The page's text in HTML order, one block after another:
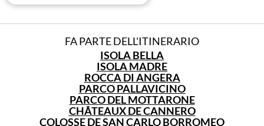
FA PARTE DELL'ITINERARIO
ISOLA BELLA
ISOLA MADRE
ROCCA DI ANGERA
PARCO PALLAVICINO
PARCO DEL MOTTARONE
CHÂTEAUX DE CANNERO
COLOSSE DE SAN CARLO BORROMEO